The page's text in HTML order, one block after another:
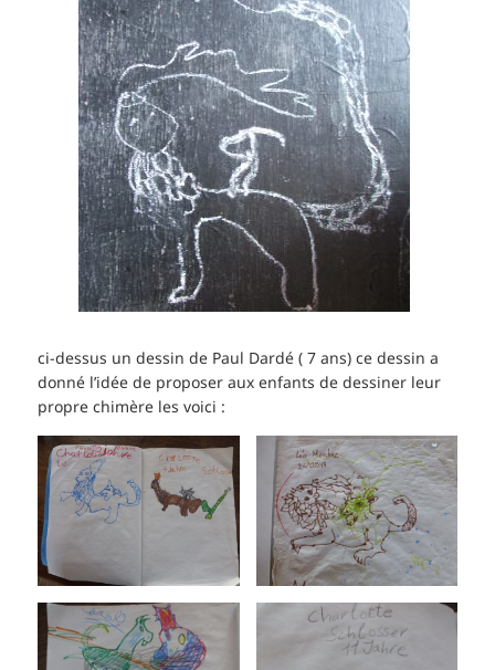
ci-dessus un dessin de Paul Dardé ( 7 ans) ce dessin a
donné l’idée de proposer aux enfants de dessiner leur
propre chimère les voici :